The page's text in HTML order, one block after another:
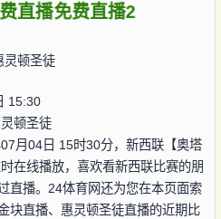
直播免费直播2
灵顿圣徒
15:30
顿圣徒
月04日 15时30分，新西联【奥塔
在线播放，喜欢看新西联比赛的朋
直播。24体育网还为您在本页面索
块直播、惠灵顿圣徒直播的近期比